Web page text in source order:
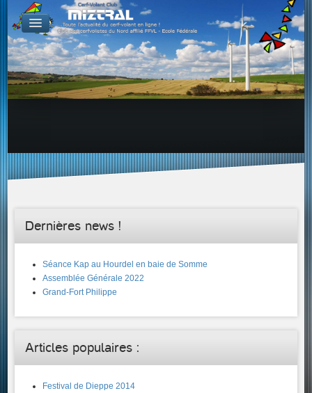
De par le monde
GALERIES
Galerie Photo
Galerie KAP
Galerie Vidéo
Proposer un lien sur votre site Web
Proposer un nouveau lien !
Dernières news !
Séance Kap au Hourdel en baie de Somme
Assemblée Générale 2022
Grand-Fort Philippe
Articles populaires :
Festival de Dieppe 2014